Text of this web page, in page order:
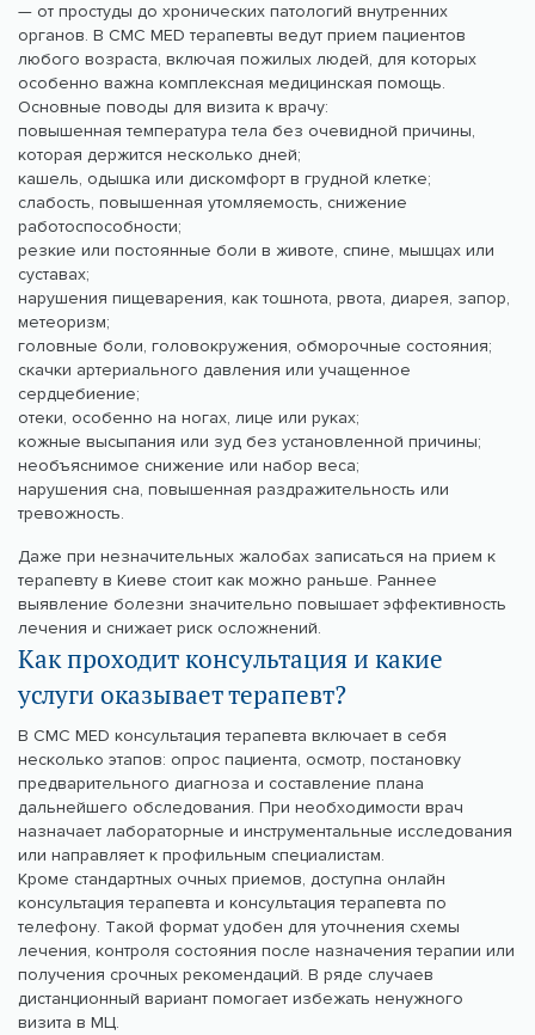
— от простуды до хронических патологий внутренних
органов. В CMC MED терапевты ведут прием пациентов
любого возраста, включая пожилых людей, для которых
особенно важна комплексная медицинская помощь.
Основные поводы для визита к врачу:
повышенная температура тела без очевидной причины,
которая держится несколько дней;
кашель, одышка или дискомфорт в грудной клетке;
слабость, повышенная утомляемость, снижение
работоспособности;
резкие или постоянные боли в животе, спине, мышцах или
суставах;
нарушения пищеварения, как тошнота, рвота, диарея, запор,
метеоризм;
головные боли, головокружения, обморочные состояния;
скачки артериального давления или учащенное
сердцебиение;
отеки, особенно на ногах, лице или руках;
кожные высыпания или зуд без установленной причины;
необъяснимое снижение или набор веса;
нарушения сна, повышенная раздражительность или
тревожность.
Даже при незначительных жалобах записаться на прием к
терапевту в Киеве стоит как можно раньше. Раннее
выявление болезни значительно повышает эффективность
лечения и снижает риск осложнений.
Как проходит консультация и какие
услуги оказывает терапевт?
В CMC MED консультация терапевта включает в себя
несколько этапов: опрос пациента, осмотр, постановку
предварительного диагноза и составление плана
дальнейшего обследования. При необходимости врач
назначает лабораторные и инструментальные исследования
или направляет к профильным специалистам.
Кроме стандартных очных приемов, доступна онлайн
консультация терапевта и консультация терапевта по
телефону. Такой формат удобен для уточнения схемы
лечения, контроля состояния после назначения терапии или
получения срочных рекомендаций. В ряде случаев
дистанционный вариант помогает избежать ненужного
визита в МЦ.